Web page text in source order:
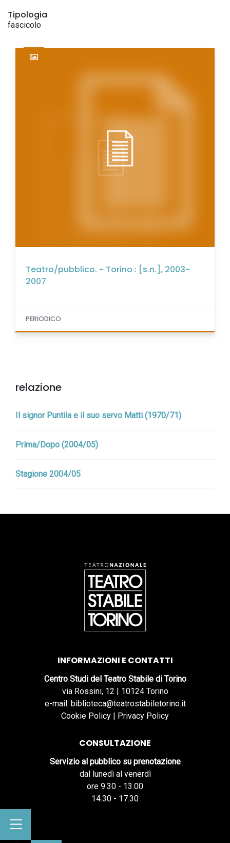
Tipologia
fascicolo
Teatro/pubblico. - Torino : [s.n.], 2003-
2007
PERIODICO
relazione
Il signor Puntila e il suo servo Matti (1970/71)
Prima/Dopo (2004/05)
Stagione 2004/05
INFORMAZIONI E CONTATTI
Centro Studi del Teatro Stabile di Torino
via Rossini, 12 | 10124 Torino
e-mail: biblioteca@teatrostabiletorino.it
Cookie Policy | Privacy Policy
CONSULTAZIONE
Servizio al pubblico su prenotazione
dal lunedì al venerdì
ore 9.30 - 13.00
14.30 - 17.30